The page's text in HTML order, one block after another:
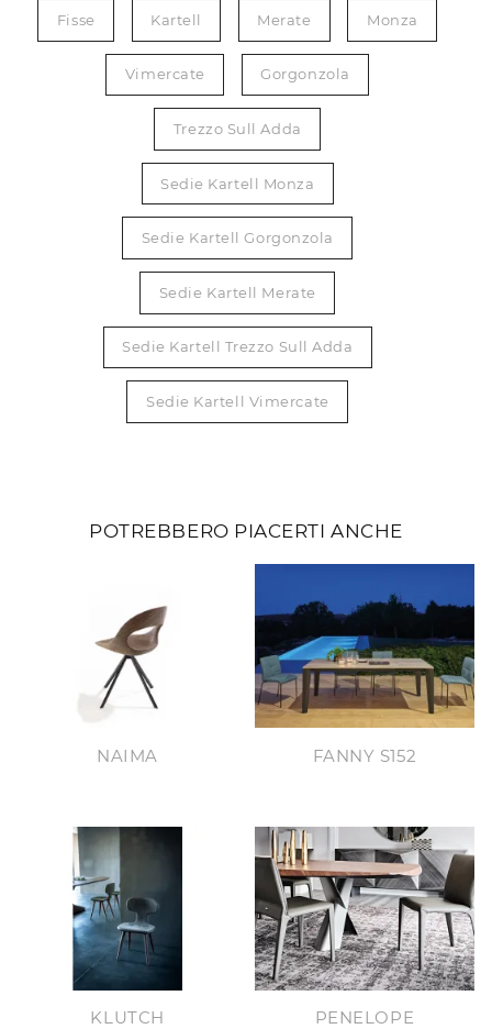
Fisse Kartell Merate Monza
Vimercate Gorgonzola
Trezzo Sull Adda
Sedie Kartell Monza
Sedie Kartell Gorgonzola
Sedie Kartell Merate
Sedie Kartell Trezzo Sull Adda
Sedie Kartell Vimercate
POTREBBERO PIACERTI ANCHE
NAIMA FANNY S152
KLUTCH PENELOPE